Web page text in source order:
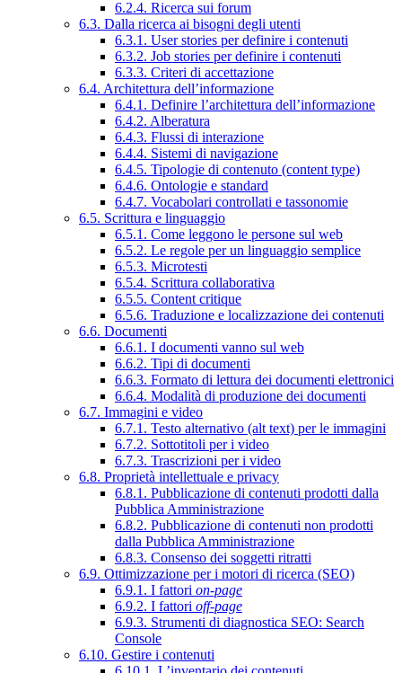
6.2.4. Ricerca sui forum
6.3. Dalla ricerca ai bisogni degli utenti
6.3.1. User stories per definire i contenuti
6.3.2. Job stories per definire i contenuti
6.3.3. Criteri di accettazione
6.4. Architettura dell’informazione
6.4.1. Definire l’architettura dell’informazione
6.4.2. Alberatura
6.4.3. Flussi di interazione
6.4.4. Sistemi di navigazione
6.4.5. Tipologie di contenuto (content type)
6.4.6. Ontologie e standard
6.4.7. Vocabolari controllati e tassonomie
6.5. Scrittura e linguaggio
6.5.1. Come leggono le persone sul web
6.5.2. Le regole per un linguaggio semplice
6.5.3. Microtesti
6.5.4. Scrittura collaborativa
6.5.5. Content critique
6.5.6. Traduzione e localizzazione dei contenuti
6.6. Documenti
6.6.1. I documenti vanno sul web
6.6.2. Tipi di documenti
6.6.3. Formato di lettura dei documenti elettronici
6.6.4. Modalità di produzione dei documenti
6.7. Immagini e video
6.7.1. Testo alternativo (alt text) per le immagini
6.7.2. Sottotitoli per i video
6.7.3. Trascrizioni per i video
6.8. Proprietà intellettuale e privacy
6.8.1. Pubblicazione di contenuti prodotti dalla
Pubblica Amministrazione
6.8.2. Pubblicazione di contenuti non prodotti
dalla Pubblica Amministrazione
6.8.3. Consenso dei soggetti ritratti
6.9. Ottimizzazione per i motori di ricerca (SEO)
6.9.1. I fattori on-page
6.9.2. I fattori off-page
6.9.3. Strumenti di diagnostica SEO: Search
Console
6.10. Gestire i contenuti